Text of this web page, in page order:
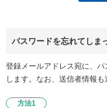
パスワードを忘れてしま
登録メールアドレス宛に、
します。なお、送信者情報も
方法1